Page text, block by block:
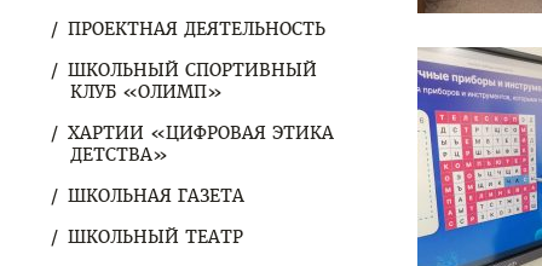
ПРОЕКТНАЯ ДЕЯТЕЛЬНОСТЬ
ШКОЛЬНЫЙ СПОРТИВНЫЙ
КЛУБ «ОЛИМП»
ХАРТИИ «ЦИФРОВАЯ ЭТИКА
ДЕТСТВА»
ШКОЛЬНАЯ ГАЗЕТА
ШКОЛЬНЫЙ ТЕАТР